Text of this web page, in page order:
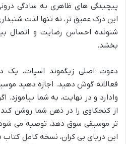
پیچیدگی های ظاهری به سادگی
این درک عمیق تر، نه تنها لذت
شنونده احساس رضایت و اتصال
بخشد.
دعوت اصلی زیگموند اسپات،
فعالانه گوش دهید. اجازه دهید
وادارد و در نهایت، به شما بیاموزد.
از کنجکاوی را در ذهن شما روشن
تر موسیقی سوق دهد، توصیه می
این دریای بی کران، نسخه کامل کتاب